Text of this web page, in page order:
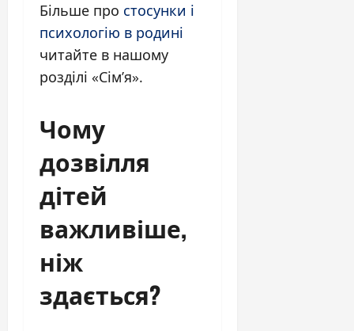
Більше про стосунки і
психологію в родині
читайте в нашому
розділі «Сім’я».
Чому
дозвілля
дітей
важливіше,
ніж
здається?